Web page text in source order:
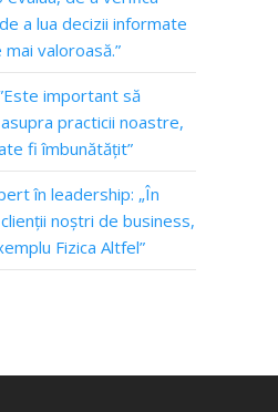
a lua decizii informate
valoroasă.”
important să
practicii noastre,
fi îmbunătățit”
în leadership: „În
noștri de business,
Fizica Altfel”